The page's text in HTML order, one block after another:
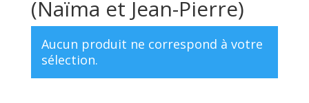
(Naïma et Jean-Pierre)
Aucun produit ne correspond à votre
sélection.